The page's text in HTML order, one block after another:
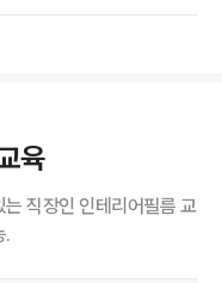
육
직장인 인테리어필름 교
.